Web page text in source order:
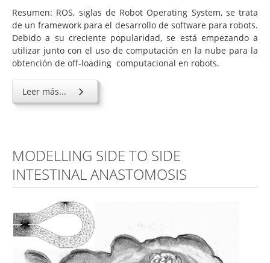
Resumen: ROS, siglas de Robot Operating System, se trata
de un framework para el desarrollo de software para robots.
Debido a su creciente popularidad, se está empezando a
utilizar junto con el uso de computación en la nube para la
obtención de off-loading computacional en robots.
Leer más...
MODELLING SIDE TO SIDE
INTESTINAL ANASTOMOSIS